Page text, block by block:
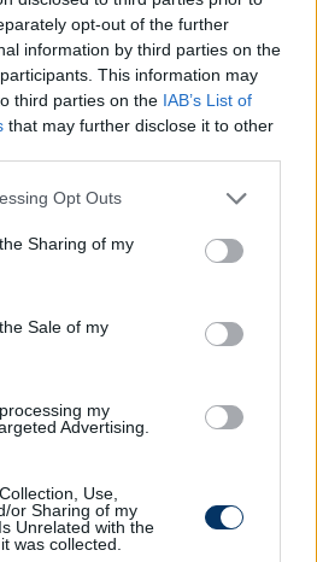
opt-out of the further
information by third parties on the
This information may
third parties on the IAB’s List of
that may further disclose it to other
app uses one or more Google
usage behaviour. You may click to
and its third-party tags to
purposes in below Google
Opt Outs
Sharing of my
Sale of my
my
Advertising.
Use,
or Sharing of my
Unrelated with the
was collected.
két klub "értékelése" között
különbség van. (Daily Mail)
A Frankfurt fontolóra vette,
vezetőedzőtől, akit csak
(Sky Sports Germany)
mellett a Bayer Leverkusen is
Maxime Esteve-t. (Football
miatt veszélybe került
a nyári labdarúgó-
München hátvédjének
sérült meg. Csapata hazai
játszott a címvédő Paris